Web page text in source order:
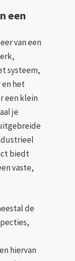
een
van een
systeem,
het
een klein
je
biedt
vaste,
de
hiervan